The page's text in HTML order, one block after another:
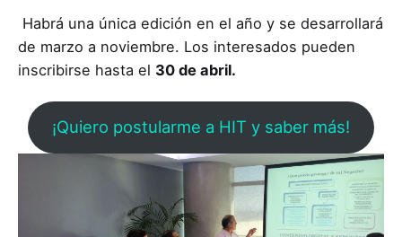
Habrá una única edición en el año y se desarrollará
de marzo a noviembre. Los interesados pueden
inscribirse hasta el 30 de abril.
¡Quiero postularme a HIT y saber más!